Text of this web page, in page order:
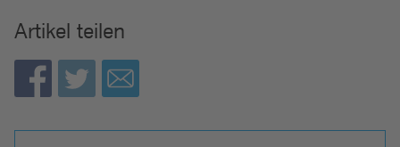
Artikel teilen